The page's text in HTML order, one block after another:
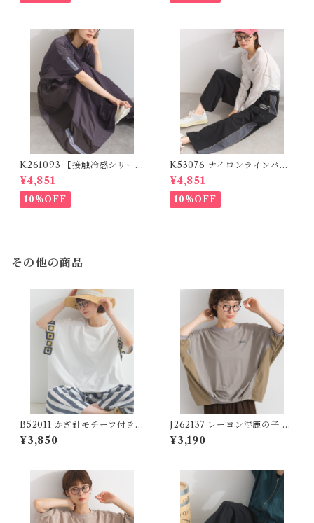
K261093 【接触冷感シリー
ズ】 リメイクスカート / Cool
Touch Mixed Fabric Remak
e Skirt (残りわずか)
¥4,851
10%OFF
K53076 ナイロンラインパン
ツ / Nylon Line Pants (残り
わずか)
¥4,851
10%OFF
その他の商品
B52011 かぎ針モチーフ付きデ
ザインTシャツ 【redesigne
d】
¥3,850
J262137 レーヨン混鹿の子 異
素材切替コクーンプルオーバ
ー / Rayon-Blend Piqué Mi
¥3,190